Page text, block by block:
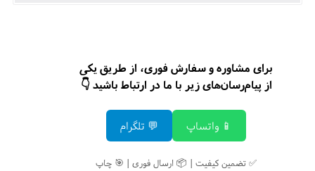
برای مشاوره و سفارش فوری، از طریق یکی
از پیام‌رسان‌های زیر با ما در ارتباط باشید 👇
📱 واتساپ 💬 تلگرام
✅ تضمین کیفیت | 📦 ارسال فوری | 🎯 چاپ